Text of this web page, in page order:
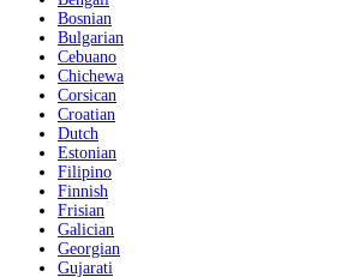
Bosnian
Bulgarian
Cebuano
Chichewa
Corsican
Croatian
Dutch
Estonian
Filipino
Finnish
Frisian
Galician
Georgian
Gujarati